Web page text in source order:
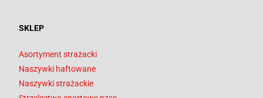
SKLEP
Asortyment strażacki
Naszywki haftowane
Naszywki strażackie